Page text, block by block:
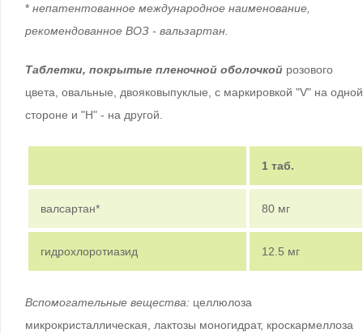
* непатентованное международное наименование,
рекомендованное ВОЗ - вальзартан.
Таблетки, покрытые пленочной оболочкой розового
цвета, овальные, двояковыпуклые, с маркировкой "V" на одной
стороне и "H" - на другой.
1 таб.
валсартан* 80 мг
гидрохлоротиазид 12.5 мг
Вспомогательные вещества: целлюлоза
микрокристаллическая, лактозы моногидрат, кроскармеллоза